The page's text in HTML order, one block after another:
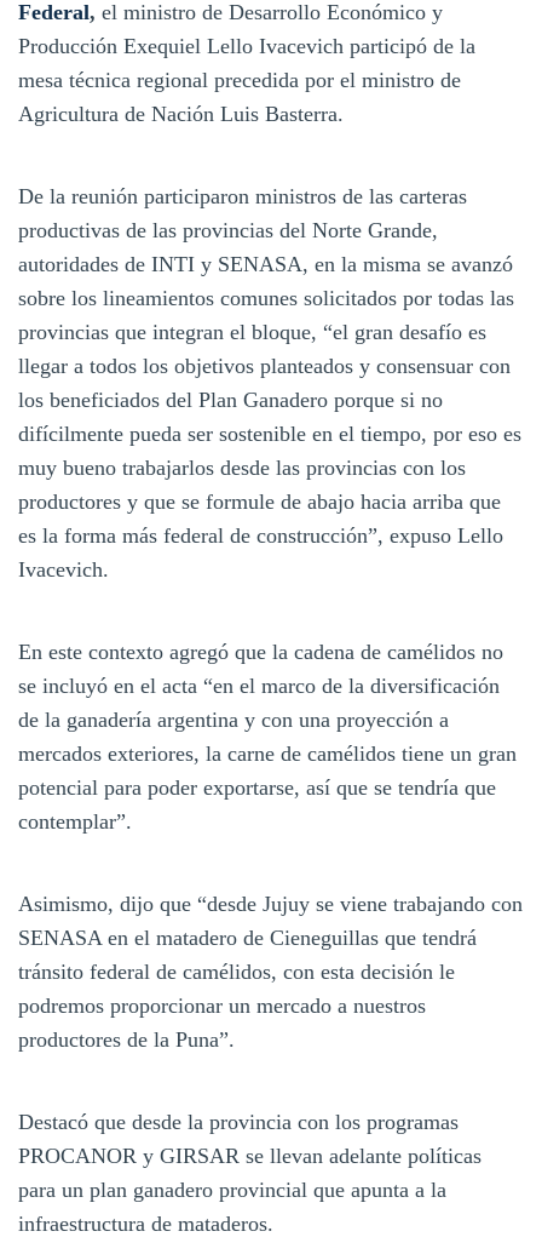
Federal, el ministro de Desarrollo Económico y
Producción Exequiel Lello Ivacevich participó de la
mesa técnica regional precedida por el ministro de
Agricultura de Nación Luis Basterra.
De la reunión participaron ministros de las carteras
productivas de las provincias del Norte Grande,
autoridades de INTI y SENASA, en la misma se avanzó
sobre los lineamientos comunes solicitados por todas las
provincias que integran el bloque, “el gran desafío es
llegar a todos los objetivos planteados y consensuar con
los beneficiados del Plan Ganadero porque si no
difícilmente pueda ser sostenible en el tiempo, por eso es
muy bueno trabajarlos desde las provincias con los
productores y que se formule de abajo hacia arriba que
es la forma más federal de construcción”, expuso Lello
Ivacevich.
En este contexto agregó que la cadena de camélidos no
se incluyó en el acta “en el marco de la diversificación
de la ganadería argentina y con una proyección a
mercados exteriores, la carne de camélidos tiene un gran
potencial para poder exportarse, así que se tendría que
contemplar”.
Asimismo, dijo que “desde Jujuy se viene trabajando con
SENASA en el matadero de Cieneguillas que tendrá
tránsito federal de camélidos, con esta decisión le
podremos proporcionar un mercado a nuestros
productores de la Puna”.
Destacó que desde la provincia con los programas
PROCANOR y GIRSAR se llevan adelante políticas
para un plan ganadero provincial que apunta a la
infraestructura de mataderos.